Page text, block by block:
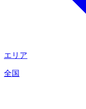
エリア
全国